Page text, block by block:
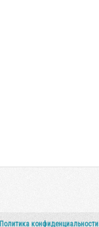
Политика конфиденциальности